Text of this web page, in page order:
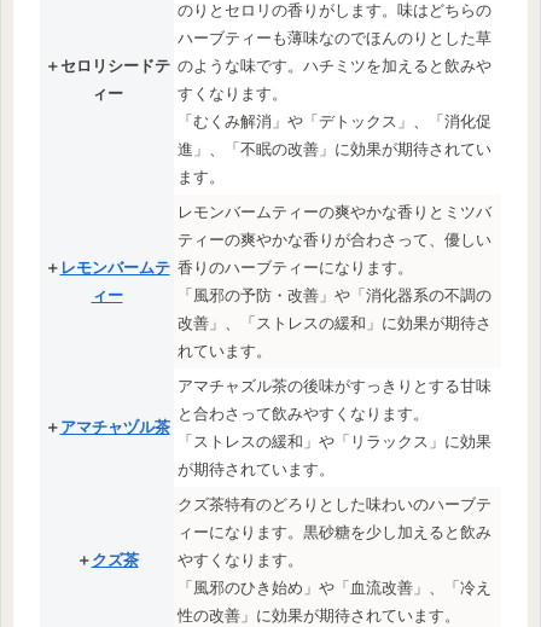
＋セロリシードテ
ィー
のりとセロリの香りがします。味はどちらの
ハーブティーも薄味なのでほんのりとした草
のような味です。ハチミツを加えると飲みや
すくなります。
「むくみ解消」や「デトックス」、「消化促
進」、「不眠の改善」に効果が期待されてい
ます。
＋ レモンバームテ
ィー
レモンバームティーの爽やかな香りとミツバ
ティーの爽やかな香りが合わさって、優しい
香りのハーブティーになります。
「風邪の予防・改善」や「消化器系の不調の
改善」、「ストレスの緩和」に効果が期待さ
れています。
＋ アマチャヅル茶
アマチャズル茶の後味がすっきりとする甘味
と合わさって飲みやすくなります。
「ストレスの緩和」や「リラックス」に効果
が期待されています。
＋ クズ茶
クズ茶特有のどろりとした味わいのハーブテ
ィーになります。黒砂糖を少し加えると飲み
やすくなります。
「風邪のひき始め」や「血流改善」、「冷え
性の改善」に効果が期待されています。